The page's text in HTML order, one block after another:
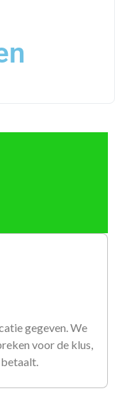
gegeven. We
voor de klus,